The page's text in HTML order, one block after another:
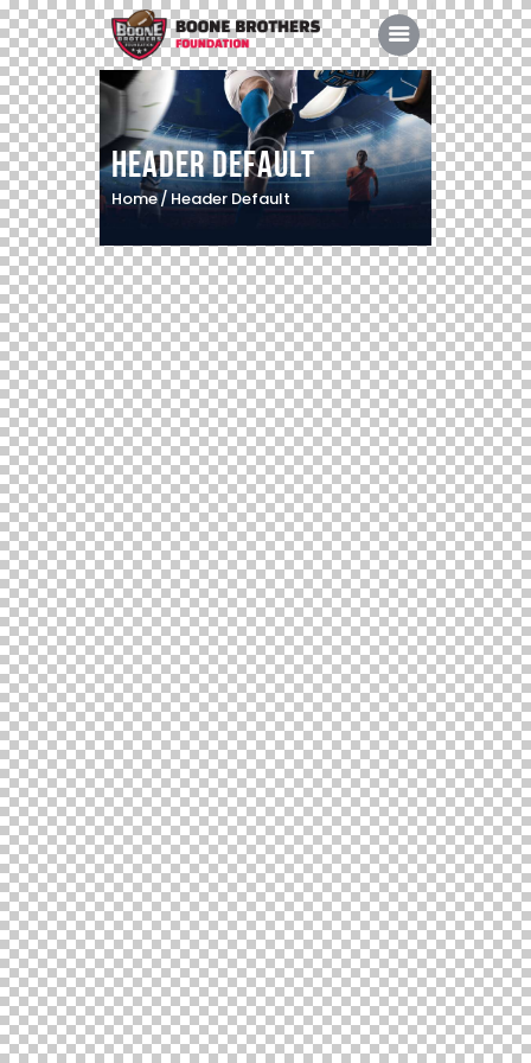
Header Default
Home Header Default